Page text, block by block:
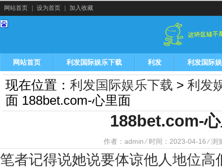
网站首页 设为首页 加入收藏
网站首页 利发国际娱乐下载 利发 利发国际
现在位置： 利发国际娱乐下载 > 利发
面 188bet.com-心里面
188bet.com-
作者：admin ⁄ 时间：2023-04-16 ⁄ 浏
笔者记得说她说要体谅他人地位